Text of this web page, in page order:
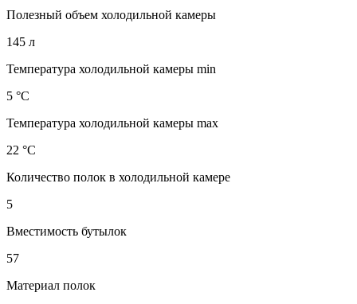
Полезный объем холодильной камеры
145 л
Температура холодильной камеры min
5 °С
Температура холодильной камеры max
22 °С
Количество полок в холодильной камере
5
Вместимость бутылок
57
Материал полок